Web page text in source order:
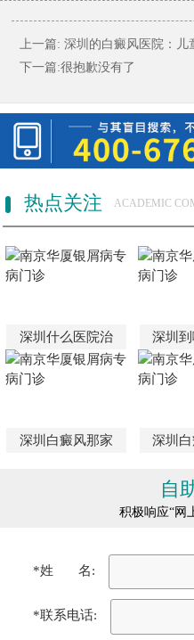
上一篇: 深圳的白癜风医院：儿
下一篇:很抱歉没有了
热点关注 ACADEMIC
深圳什么医院治 深圳
深圳白癜风那家 深圳
自
积极响应“网
*姓 名:
*联系电话: